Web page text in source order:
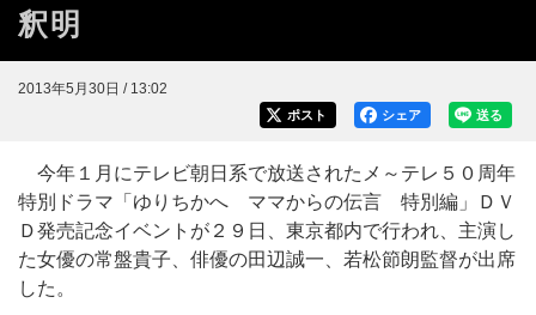
釈明
2013年5月30日 / 13:02
送る
シェア
ポスト
今年１月にテレビ朝日系で放送されたメ～テレ５０周年
特別ドラマ「ゆりちかへ ママからの伝言 特別編」ＤＶ
Ｄ発売記念イベントが２９日、東京都内で行われ、主演し
た女優の常盤貴子、俳優の田辺誠一、若松節朗監督が出席
した。